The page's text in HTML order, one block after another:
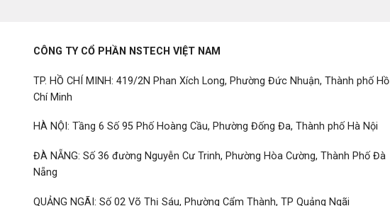
CÔNG TY CỔ PHẦN NSTECH VIỆT NAM
TP. HỒ CHÍ MINH: 419/2N Phan Xích Long, Phường Đức Nhuận, Thành phố Hồ
Chí Minh
HÀ NỘI: Tầng 6 Số 95 Phố Hoàng Cầu, Phường Đống Đa, Thành phố Hà Nội
ĐÀ NẴNG: Số 36 đường Nguyễn Cư Trinh, Phường Hòa Cường, Thành Phố Đà
Nẵng
QUẢNG NGÃI: Số 02 Võ Thị Sáu, Phường Cẩm Thành, TP Quảng Ngãi